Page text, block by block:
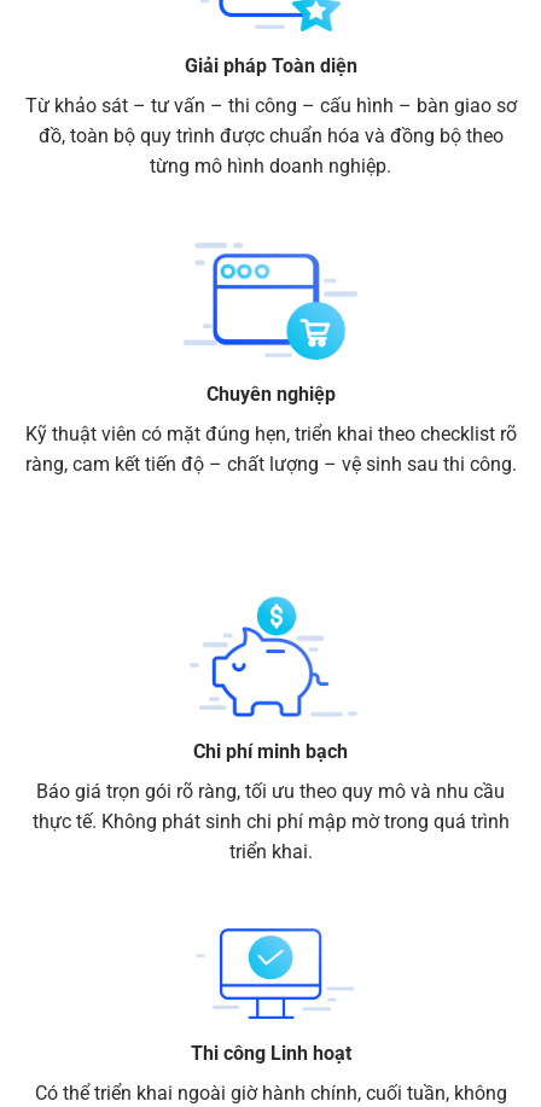
Giải pháp Toàn diện
Từ khảo sát – tư vấn – thi công – cấu hình – bàn giao sơ
đồ, toàn bộ quy trình được chuẩn hóa và đồng bộ theo
từng mô hình doanh nghiệp.
Chuyên nghiệp
Kỹ thuật viên có mặt đúng hẹn, triển khai theo checklist rõ
ràng, cam kết tiến độ – chất lượng – vệ sinh sau thi công.
Chi phí minh bạch
Báo giá trọn gói rõ ràng, tối ưu theo quy mô và nhu cầu
thực tế. Không phát sinh chi phí mập mờ trong quá trình
triển khai.
Thi công Linh hoạt
Có thể triển khai ngoài giờ hành chính, cuối tuần, không